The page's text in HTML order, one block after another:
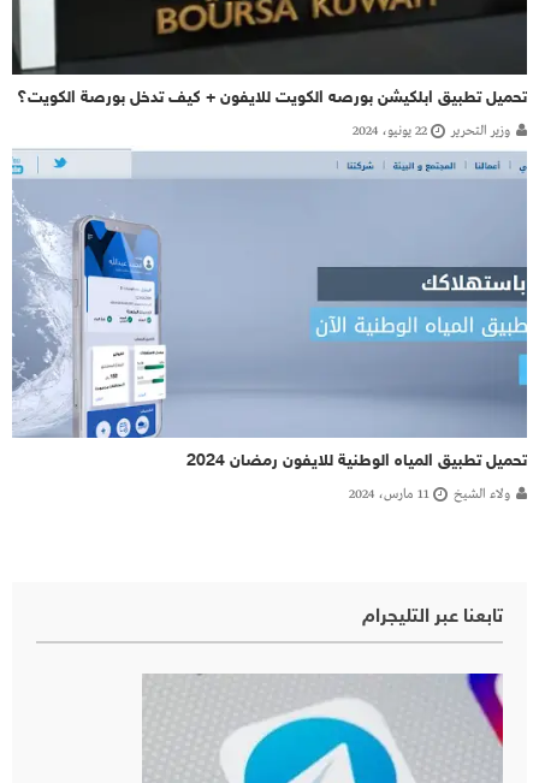
تحميل تطبيق ابلكيشن بورصه الكويت للايفون + كيف تدخل بورصة الكويت؟
وزير التحرير 22 يونيو، 2024
تحميل تطبيق المياه الوطنية للايفون رمضان 2024
ولاء الشيخ 11 مارس، 2024
تابعنا عبر التليجرام